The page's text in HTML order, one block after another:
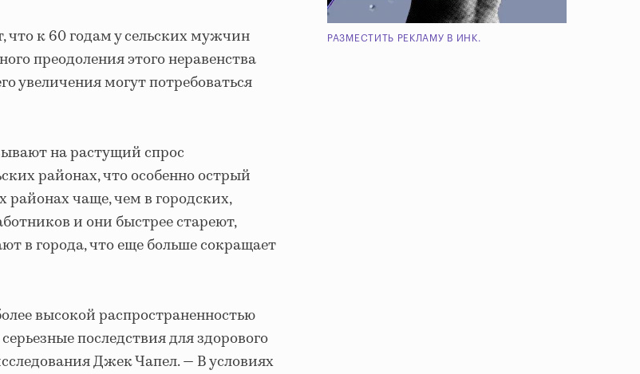
что к 60 годам у сельских мужчин
преодоления этого неравенства
увеличения могут потребоваться
на растущий спрос
районах, что особенно острый
районах чаще, чем в городских,
и они быстрее стареют,
в города, что еще больше сокращает
высокой распространенностью
последствия для здорового
Джек Чапел. — В условиях
РАЗМЕСТИТЬ РЕКЛАМУ В ИНК.